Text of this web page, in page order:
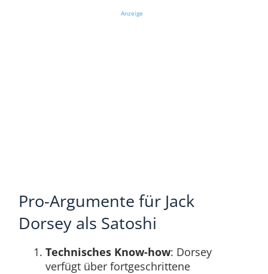
Anzeige
Pro-Argumente für Jack
Dorsey als Satoshi
Technisches Know-how: Dorsey
verfügt über fortgeschrittene